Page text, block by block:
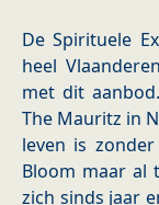
De Spirituele
heel
met dit
The Mauritz in
leven is
Bloom maar al
zich sinds jaar